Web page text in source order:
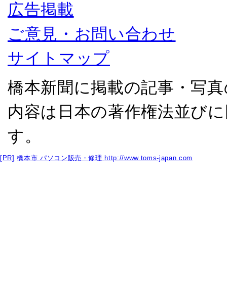
広告掲載
ご意見・お問い合わせ
サイトマップ
橋本新聞に掲載の記事・写
内容は日本の著作権法並び
す。
[PR] 橋本市 パソコン販売・修理 http://www.toms-japan.com